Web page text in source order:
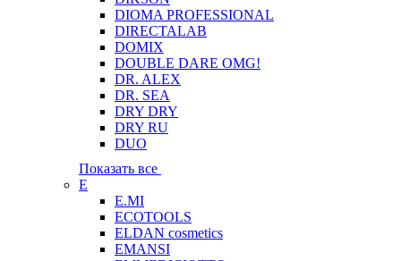
DIOMA PROFESSIONAL
DIRECTALAB
DOMIX
DOUBLE DARE OMG!
DR. ALEX
DR. SEA
DRY DRY
DRY RU
DUO
Показать все
E
E.MI
ECOTOOLS
ELDAN cosmetics
EMANSI